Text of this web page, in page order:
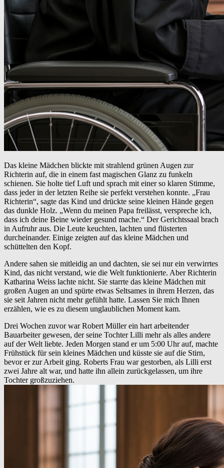
Das kleine Mädchen blickte mit strahlend grünen Augen zur
Richterin auf, die in einem fast magischen Glanz zu funkeln
schienen. Sie holte tief Luft und sprach mit einer so klaren Stimme,
dass jeder in der letzten Reihe sie perfekt verstehen konnte. „Frau
Richterin“, sagte das Kind und drückte seine kleinen Hände gegen
das dunkle Holz. „Wenn du meinen Papa freilässt, verspreche ich,
dass ich deine Beine wieder gesund mache.“ Der Gerichtssaal brach
in Aufruhr aus. Die Leute keuchten, lachten und flüsterten
durcheinander. Einige zeigten auf das kleine Mädchen und
schüttelten den Kopf.
Andere sahen sie mitleidig an und dachten, sie sei nur ein verwirrtes
Kind, das nicht verstand, wie die Welt funktionierte. Aber Richterin
Katharina Weiss lachte nicht. Sie starrte das kleine Mädchen mit
großen Augen an und spürte etwas Seltsames in ihrem Herzen, das
sie seit Jahren nicht mehr gefühlt hatte. Lassen Sie mich Ihnen
erzählen, wie es zu diesem unglaublichen Moment kam.
Drei Wochen zuvor war Robert Müller ein hart arbeitender
Bauarbeiter gewesen, der seine Tochter Lilli mehr als alles andere
auf der Welt liebte. Jeden Morgen stand er um 5:00 Uhr auf, machte
Frühstück für sein kleines Mädchen und küsste sie auf die Stirn,
bevor er zur Arbeit ging. Roberts Frau war gestorben, als Lilli erst
zwei Jahre alt war, und hatte ihn allein zurückgelassen, um ihre
Tochter großzuziehen.